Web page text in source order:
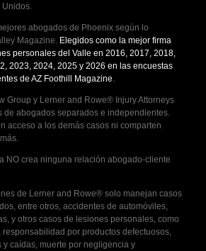
Unidos.
abogados de Phoenix según lo
Magazine. Elegidos como la mejor firma
personales del Valle en 2016, 2017, 2018,
2023, 2024, 2025 y 2026 en las encuestas
de AZ Foothill Magazine.
Group y Lerner and Rowe® Injury Attorneys
de abogados separados e independientes.
acceso a los demás casos ni comparten
NO crea ninguna relación abogado-cliente
de Lerner and Rowe® solo manejan casos
entre otros, accidentes de automóviles,
y otros casos de lesiones personales, como
por productos defectuosos,
y caídas, muerte por negligencia y